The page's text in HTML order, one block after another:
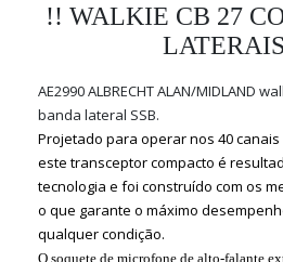
!! WALKIE CB 27
AE2990 ALBRECHTALAN/MIDLAND
banda lateral SSB.
Projetado para operar nos 40 canais
este transceptor compacto é
tecnologia e foi construído com os
o que garante o máximo
qualquer condição.
O soquete de microfone de alto-falante